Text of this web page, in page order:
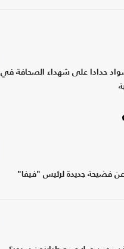
بالسواد حدادا على شهداء الصحافة في
فضيحة جديدة لرئيس "فيفا"